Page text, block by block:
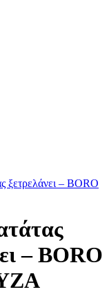
ξετρελάνει – BORO
– BORO